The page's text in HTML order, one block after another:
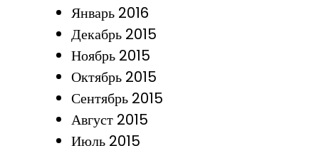
Январь 2016
Декабрь 2015
Ноябрь 2015
Октябрь 2015
Сентябрь 2015
Август 2015
Июль 2015